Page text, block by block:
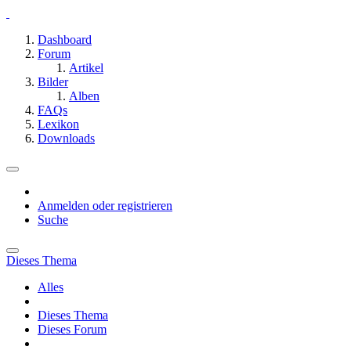
Dashboard
Forum
Artikel
Bilder
Alben
FAQs
Lexikon
Downloads
Anmelden oder registrieren
Suche
Dieses Thema
Alles
Dieses Thema
Dieses Forum